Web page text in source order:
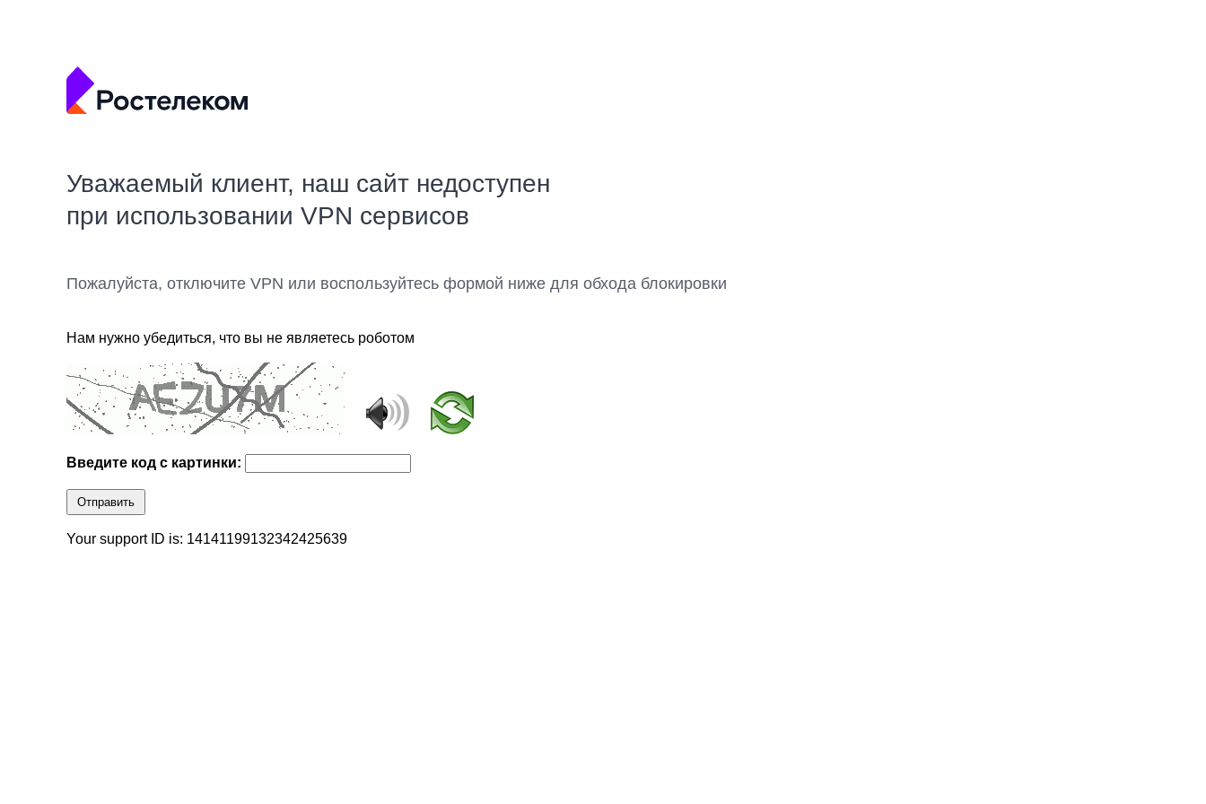
Уважаемый клиент, наш сайт недоступен
при использовании VPN сервисов
Пожалуйста, отключите VPN или воспользуйтесь формой ниже для обхода блокировки
Нам нужно убедиться, что вы не являетесь роботом
Введите код с картинки:
Отправить
Your support ID is: 14141199132342425639